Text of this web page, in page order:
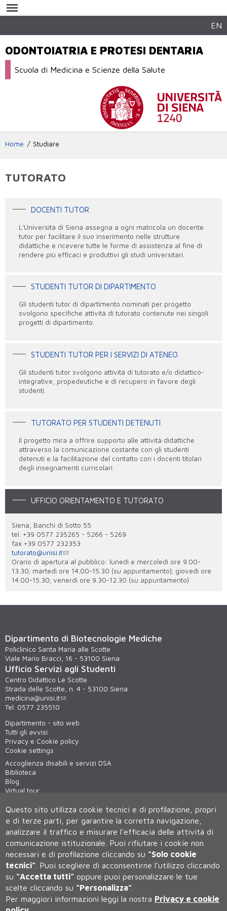
contenuto
EN
ODONTOIATRIA E PROTESI DENTARIA
Scuola di Medicina e Scienze della Salute
Home Studiare
TUTORATO
DOCENTI TUTOR
L’Università di Siena assegna a ogni matricola un docente
tutor per facilitare il suo inserimento nelle strutture
didattiche e ricevere tutte le forme di assistenza al fine di
rendere più efficaci e produttivi gli studi universitari.
STUDENTI TUTOR DI DIPARTIMENTO
Gli studenti tutor di dipartimento nominati per progetto
svolgono specifiche attività di tutorato contenute nei singoli
progetti di dipartimento.
STUDENTI TUTOR PER I SERVIZI DI ATENEO
Gli studenti tutor svolgono attività di tutorato e/o didattico-
integrative, propedeutiche e di recupero in favore degli
studenti.
TUTORATO PER STUDENTI DETENUTI
Il progetto mira a offrire supporto alle attività didattiche
attraverso la comunicazione costante con gli studenti
detenuti e la facilitazione del contatto con i docenti titolari
degli insegnamenti curricolari.
UFFICIO ORIENTAMENTO E TUTORATO
Siena, Banchi di Sotto 55
tel. +39 0577 235265 - 5266 - 5269
fax +39 0577 232353
tutorato@unisi.it
Orario di apertura al pubblico: lunedì e mercoledì ore 9.00-
13.30; martedì ore 14.00-15.30 (su appuntamento); giovedì ore
14.00-15.30; venerdì ore 9.30-12.30 (su appuntamento)
Dipartimento di Biotecnologie Mediche
Policlinico Santa Maria alle Scotte
Viale Mario Bracci, 16 - 53100 Siena
Ufficio Servizi agli Studenti
Centro Didattico Le Scotte
Strada delle Scotte, n. 4 - 53100 Siena
medicina@unisi.it
Tel. 0577 235510
Dipartimento - sito web
Tutti gli avvisi
Privacy e Cookie policy
Cookie settings
Accoglienza disabili e servizi DSA
Biblioteca
Blog
Virtual tour
Università degli Studi di Siena
Rettorato, via Banchi di Sotto 55, 53100 Siena ITALIA
P.IVA 00273530527 | C.F. 80002070524 | Caselle Pec:Posta
Questo sito utilizza cookie tecnici e di profilazione, propri
e di terze parti, per garantire la corretta navigazione,
analizzare il traffico e misurare l'efficacia delle attività di
comunicazione istituzionale. Puoi rifiutare i cookie non
necessari e di profilazione cliccando su “Solo cookie
tecnici” Puoi scegliere di acconsentirne l’utilizzo cliccando
su “Accetta tutti” oppure puoi personalizzare le tue
scelte cliccando su “Personalizza”
Per maggiori informazioni leggi la nostra Privacy e cookie